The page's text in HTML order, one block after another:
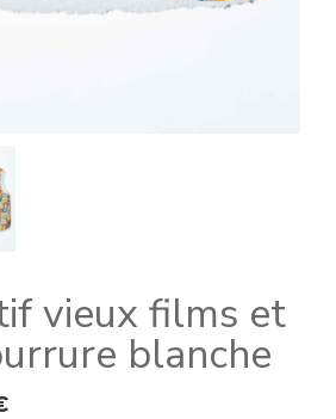
vieux films et
blanche